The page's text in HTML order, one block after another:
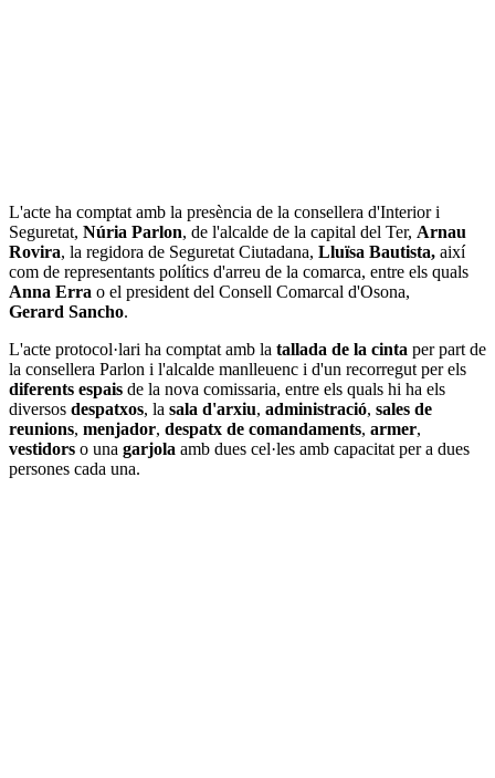
L'acte ha comptat amb la presència de la consellera d'Interior i
Seguretat, Núria Parlon, de l'alcalde de la capital del Ter, Arnau
Rovira, la regidora de Seguretat Ciutadana, Lluïsa Bautista, així
com de representants polítics d'arreu de la comarca, entre els quals
Anna Erra o el president del Consell Comarcal d'Osona,
Gerard Sancho.
L'acte protocol·lari ha comptat amb la tallada de la cinta per part de
la consellera Parlon i l'alcalde manlleuenc i d'un recorregut per els
diferents espais de la nova comissaria, entre els quals hi ha els
diversos despatxos, la sala d'arxiu, administració, sales de
reunions, menjador, despatx de comandaments, armer,
vestidors o una garjola amb dues cel·les amb capacitat per a dues
persones cada una.